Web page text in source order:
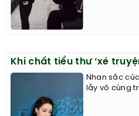
Khí chất tiểu thư ‘xé
Nhan sắc
lẫy vô cùng